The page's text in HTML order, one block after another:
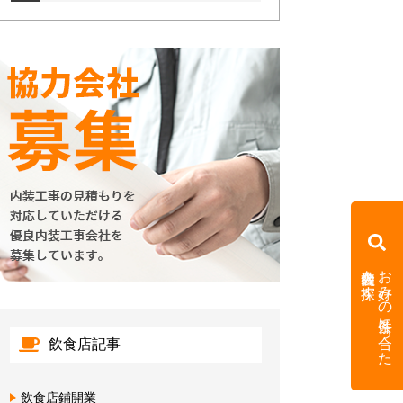
飲食店記事
飲食店鋪開業
お好みの条件に合った
内装会社を探す